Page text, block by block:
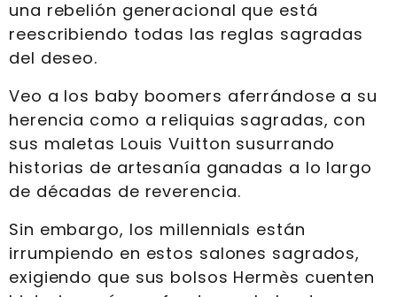
una rebelión generacional que está
reescribiendo todas las reglas sagradas
del deseo.
Veo a los baby boomers aferrándose a su
herencia como a reliquias sagradas, con
sus maletas Louis Vuitton susurrando
historias de artesanía ganadas a lo largo
de décadas de reverencia.
Sin embargo, los millennials están
irrumpiendo en estos salones sagrados,
exigiendo que sus bolsos Hermès cuenten